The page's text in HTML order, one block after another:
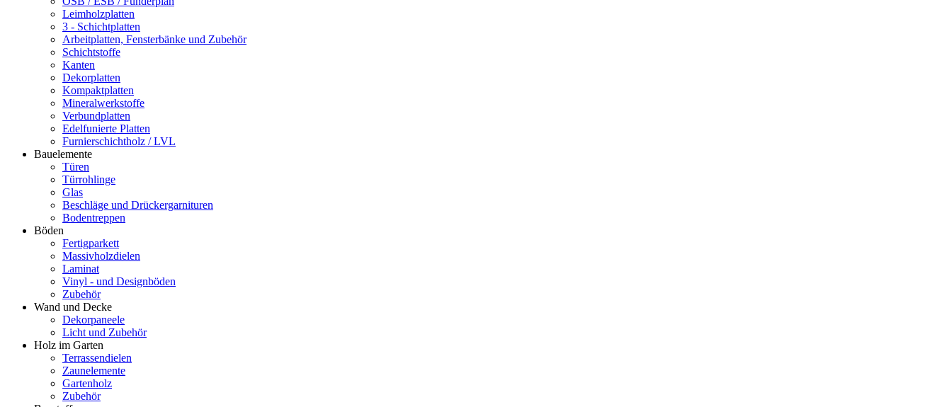
Leimholzplatten
3 - Schichtplatten
Arbeitplatten, Fensterbänke und Zubehör
Schichtstoffe
Kanten
Dekorplatten
Kompaktplatten
Mineralwerkstoffe
Verbundplatten
Edelfunierte Platten
Furnierschichtholz / LVL
Bauelemente
Türen
Türrohlinge
Glas
Beschläge und Drückergarnituren
Bodentreppen
Böden
Fertigparkett
Massivholzdielen
Laminat
Vinyl - und Designböden
Zubehör
Wand und Decke
Dekorpaneele
Licht und Zubehör
Holz im Garten
Terrassendielen
Zaunelemente
Gartenholz
Zubehör